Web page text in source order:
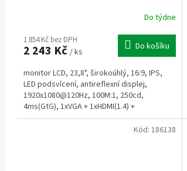
Do týdne
1 854 Kč bez DPH
2 243 Kč / ks Do košíku
monitor LCD, 23,8", širokoúhlý, 16:9, IPS,
LED podsvícení, antireflexní displej,
1920x1080@120Hz, 100M:1, 250cd,
4ms(GtG), 1xVGA + 1xHDMI(1.4) +
1xDP(1.2),audio out, repro,...
Kód: 186138